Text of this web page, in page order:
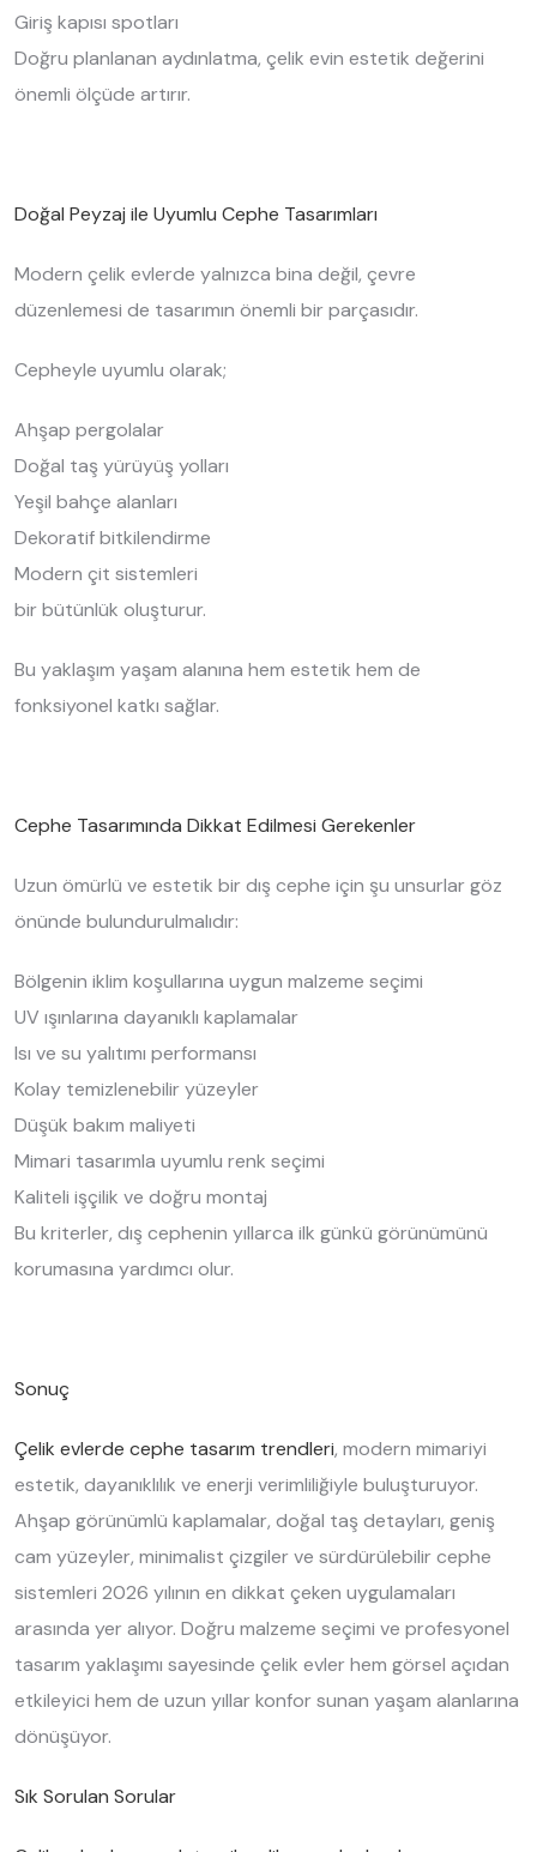
Giriş kapısı spotları
Doğru planlanan aydınlatma, çelik evin estetik değerini
önemli ölçüde artırır.
Doğal Peyzaj ile Uyumlu Cephe Tasarımları
Modern çelik evlerde yalnızca bina değil, çevre
düzenlemesi de tasarımın önemli bir parçasıdır.
Cepheyle uyumlu olarak;
Ahşap pergolalar
Doğal taş yürüyüş yolları
Yeşil bahçe alanları
Dekoratif bitkilendirme
Modern çit sistemleri
bir bütünlük oluşturur.
Bu yaklaşım yaşam alanına hem estetik hem de
fonksiyonel katkı sağlar.
Cephe Tasarımında Dikkat Edilmesi Gerekenler
Uzun ömürlü ve estetik bir dış cephe için şu unsurlar göz
önünde bulundurulmalıdır:
Bölgenin iklim koşullarına uygun malzeme seçimi
UV ışınlarına dayanıklı kaplamalar
Isı ve su yalıtımı performansı
Kolay temizlenebilir yüzeyler
Düşük bakım maliyeti
Mimari tasarımla uyumlu renk seçimi
Kaliteli işçilik ve doğru montaj
Bu kriterler, dış cephenin yıllarca ilk günkü görünümünü
korumasına yardımcı olur.
Sonuç
Çelik evlerde cephe tasarım trendleri, modern mimariyi
estetik, dayanıklılık ve enerji verimliliğiyle buluşturuyor.
Ahşap görünümlü kaplamalar, doğal taş detayları, geniş
cam yüzeyler, minimalist çizgiler ve sürdürülebilir cephe
sistemleri 2026 yılının en dikkat çeken uygulamaları
arasında yer alıyor. Doğru malzeme seçimi ve profesyonel
tasarım yaklaşımı sayesinde çelik evler hem görsel açıdan
etkileyici hem de uzun yıllar konfor sunan yaşam alanlarına
dönüşüyor.
Sık Sorulan Sorular